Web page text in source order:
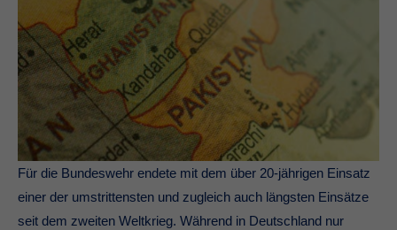
Für die Bundeswehr endete mit dem über 20-jährigen Einsatz
einer der umstrittensten und zugleich auch längsten Einsätze
seit dem zweiten Weltkrieg. Während in Deutschland nur